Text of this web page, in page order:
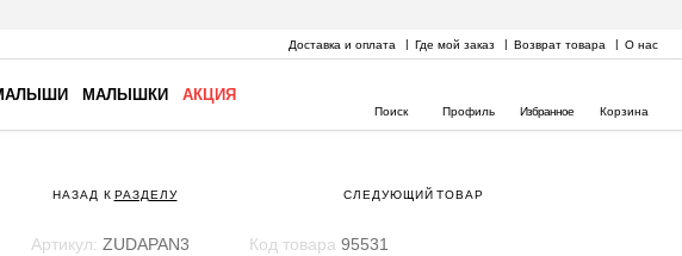
Доставка и оплата Где мой заказ Возврат товара О нас
МАЛЫШКИ АКЦИЯ
Поиск Профиль Избранное Корзина
НАЗАД К РАЗДЕЛУ СЛЕДУЮЩИЙ ТОВАР
Артикул: ZUDAPAN3 Код товара 95531